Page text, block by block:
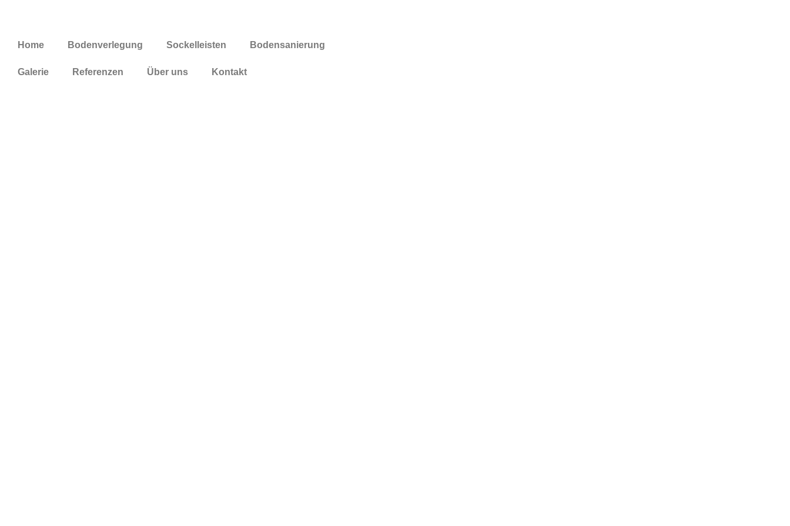
Home Bodenverlegung Sockelleisten Bodensanierung
Galerie Referenzen Über uns Kontakt